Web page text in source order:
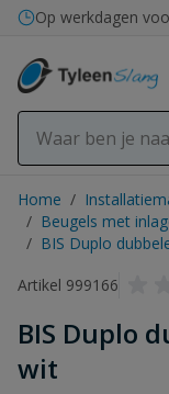
Ga naar de inhoud
Op werkdagen
Home /
/ Beugels met
/ BIS Duplo
Artikel 999166
BIS Duplo
wit